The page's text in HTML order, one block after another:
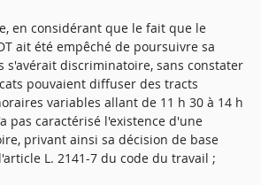
en considérant que le fait que le
ait été empêché de poursuivre sa
discriminatoire, sans constater
pouvaient diffuser des tracts
variables allant de 11 h 30 à 14 h
pas caractérisé l'existence d'une
privant ainsi sa décision de base
L. 2141-7 du code du travail ;